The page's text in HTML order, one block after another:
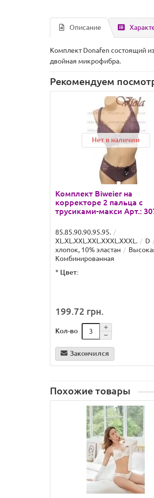
Описание
Комплект Donafen состоящий
двойная микрофибра.
Рекомендуем
Нет в наличии
Комплект Biweier на
корректоре 2 пальца с
трусиками-макси Арт.:
85.85.90.90.95.95.
XL.XL.XXL.XXL.XXXL.XXXL.
D
хлопок, 10% эластан
Комбинированная
* Цвет:
199.72 грн.
Кол-во
Закончился
Похожие товары